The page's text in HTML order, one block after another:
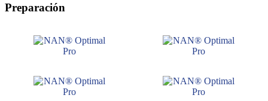
Preparación